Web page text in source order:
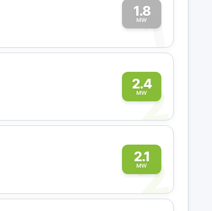
1.8
MW
1
2.4
MW
2
2.1
MW
2